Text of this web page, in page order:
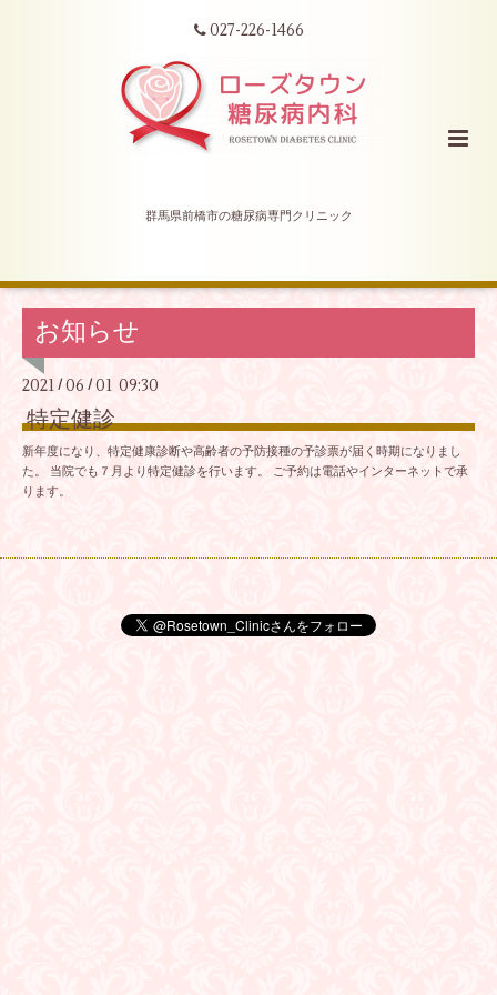
027-226-1466
群馬県前橋市の糖尿病専門クリニック
お知らせ
2021 / 06 /01 09:30
特定健診
新年度になり、特定健康診断や高齢者の予防接種の予診票が届く時期になりまし
た。 当院でも７月より特定健診を行います。 ご予約は電話やインターネットで承
ります。